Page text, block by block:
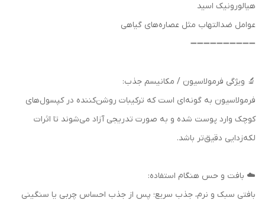
هیالورونیک اسید
عوامل ضدالتهاب مثل عصاره‌های گیاهی
➖➖➖➖➖➖➖➖➖➖
🔬 ویژگی فرمولاسیون / مکانیسم جذب:
فرمولاسیون به گونه‌ای است که ترکیبات روشن‌کننده در کپسول‌های
کوچک وارد پوست شده و به صورت تدریجی آزاد می‌شوند تا اثرات
لکه‌زدایی دقیق‌تر باشد.
☁️ بافت و حس هنگام استفاده:
بافتی سبک و نرم، جذب سریع؛ پس از جذب احساس چربی یا سنگینی